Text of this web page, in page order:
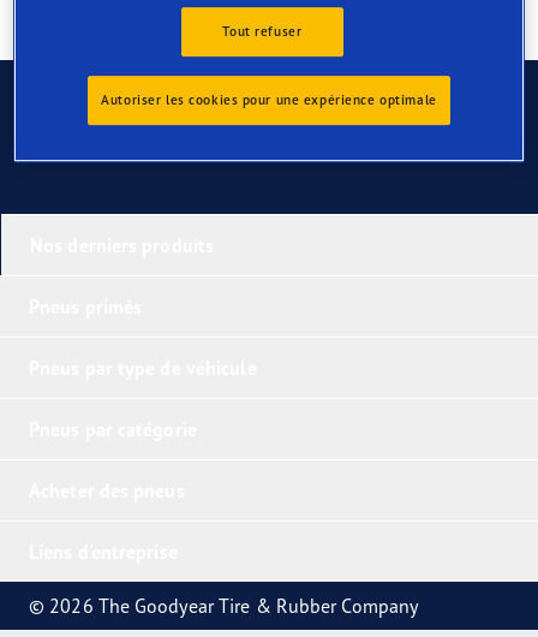
Contactez-nous
© 2026 The Goodyear Tire & Rubber Company
Tout refuser
Autoriser les cookies pour une expérience optimale